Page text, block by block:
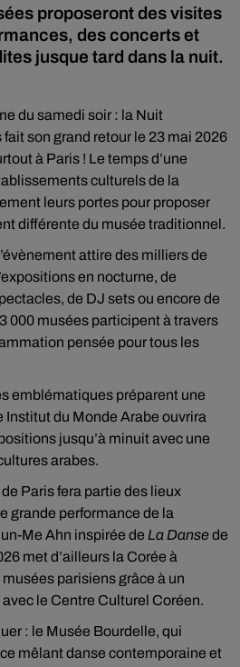
proposeront des visites
des concerts et
jusque tard dans la nuit.
du samedi soir : la Nuit
son grand retour le 23 mai 2026
à Paris ! Le temps d’une
culturels de la
leurs portes pour proposer
différente du musée traditionnel.
attire des milliers de
en nocturne, de
de DJ sets ou encore de
000 musées participent à travers
pensée pour tous les
emblématiques préparent une
Institut du Monde Arabe ouvrira
jusqu’à minuit avec une
arabes.
de Parisfera partie des lieux
grande performance de la
Me Ahn inspirée de La Dansede
met d’ailleurs la Corée à
parisiens grâce à un
le Centre Culturel Coréen.
: le Musée Bourdelle, qui
mêlant danse contemporaine et